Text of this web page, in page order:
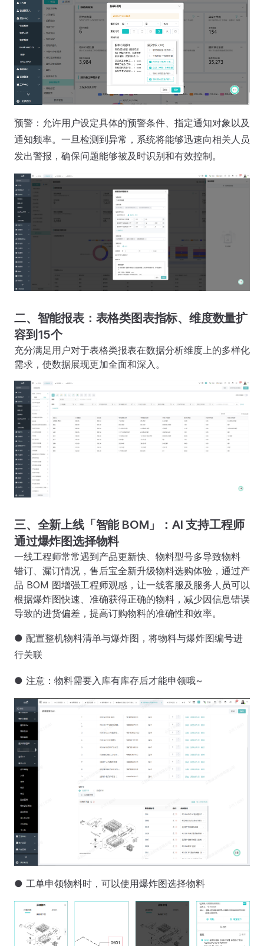
预警：允许用户设定具体的预警条件、指定通知对象以及
通知频率。一旦检测到异常，系统将能够迅速向相关人员
发出警报，确保问题能够被及时识别和有效控制。
二、智能报表：表格类图表指标、维度数量扩
容到15个
充分满足用户对于表格类报表在数据分析维度上的多样化
需求，使数据展现更加全面和深入。
三、全新上线「智能 BOM」：AI 支持工程师
通过爆炸图选择物料
一线工程师常常遇到产品更新快、物料型号多导致物料
错订、漏订情况，售后宝全新升级物料选购体验，通过产
品 BOM 图增强工程师观感，让一线客服及服务人员可以
根据爆炸图快速、准确获得正确的物料，减少因信息错误
导致的进货偏差，提高订购物料的准确性和效率。
● 配置整机物料清单与爆炸图，将物料与爆炸图编号进
行关联
● 注意：物料需要入库有库存后才能申领哦~
● 工单申领物料时，可以使用爆炸图选择物料